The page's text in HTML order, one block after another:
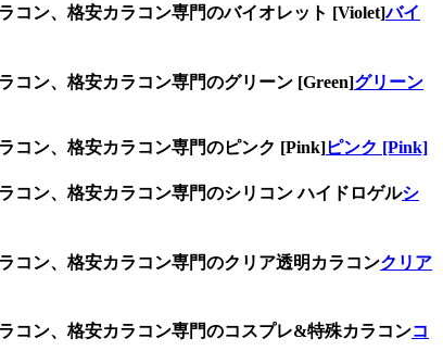
コン、格安カラコン専門のバイオレット [Violet]バイ
コン、格安カラコン専門のグリーン [Green]グリーン
コン、格安カラコン専門のピンク [Pink]ピンク [Pink]
コン、格安カラコン専門のシリコン ハイドロゲルシ
コン、格安カラコン専門のクリア透明カラコンクリア
コン、格安カラコン専門のコスプレ&特殊カラコンコ